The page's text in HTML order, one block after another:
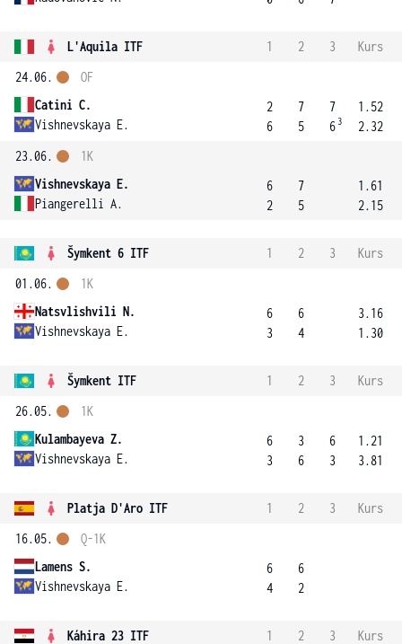
L'Aquila ITF 1 2 3
Kurs
24.06.
Catini C.
Vishnevskaya E.
OF
2
6
7
5
7
6 3
1.52
2.32
23.06.
Vishnevskaya E.
Piangerelli A.
1K
6
2
7
5
1.61
2.15
Šymkent 6 ITF 1 2 3
Kurs
01.06.
Natsvlishvili N.
Vishnevskaya E.
1K
6
3
6
4
3.16
1.30
Šymkent ITF 1 2 3
Kurs
26.05.
Kulambayeva Z.
Vishnevskaya E.
1K
6
3
3
6
6
3
1.21
3.81
Platja D'Aro ITF 1 2 3
Kurs
16.05.
Lamens S.
Vishnevskaya E.
Q-1K
6
4
6
2
Káhira 23 ITF 1 2 3
Kurs